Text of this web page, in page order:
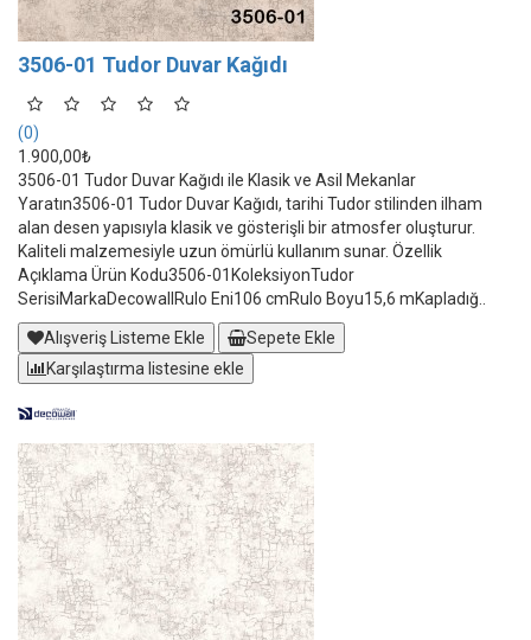
3506-01 Tudor Duvar Kağıdı
(0)
1.900,00₺
3506-01 Tudor Duvar Kağıdı ile Klasik ve Asil Mekanlar
Yaratın3506-01 Tudor Duvar Kağıdı, tarihi Tudor stilinden ilham
alan desen yapısıyla klasik ve gösterişli bir atmosfer oluşturur.
Kaliteli malzemesiyle uzun ömürlü kullanım sunar. Özellik
Açıklama Ürün Kodu3506-01KoleksiyonTudor
SerisiMarkaDecowallRulo Eni106 cmRulo Boyu15,6 mKapladığ..
Alışveriş Listeme Ekle
Sepete Ekle
Karşılaştırma listesine ekle